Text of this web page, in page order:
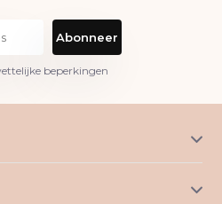
Abonneer
beperkingen